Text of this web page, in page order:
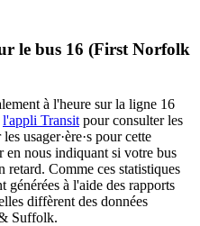
le bus 16 (First Norfolk
à l'heure sur la ligne 16
l'appli Transit pour consulter les
usager·ère·s pour cette
en nous indiquant si votre bus
retard. Comme ces statistiques
générées à l'aide des rapports
diffèrent des données
Suffolk.